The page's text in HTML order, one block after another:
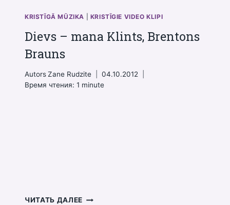
KRISTĪGĀ MŪZIKA KRISTĪGIE VIDEO KLIPI
Dievs – mana Klints, Brentons
Brauns
AutorsZane Rudzite
04.10.2012
Время чтения: 1 minute
ЧИТАТЬ ДАЛЕЕ DIEVS